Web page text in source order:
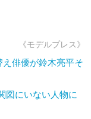
《モデルプレス》
え俳優が鈴木亮平そ
図にいない人物に